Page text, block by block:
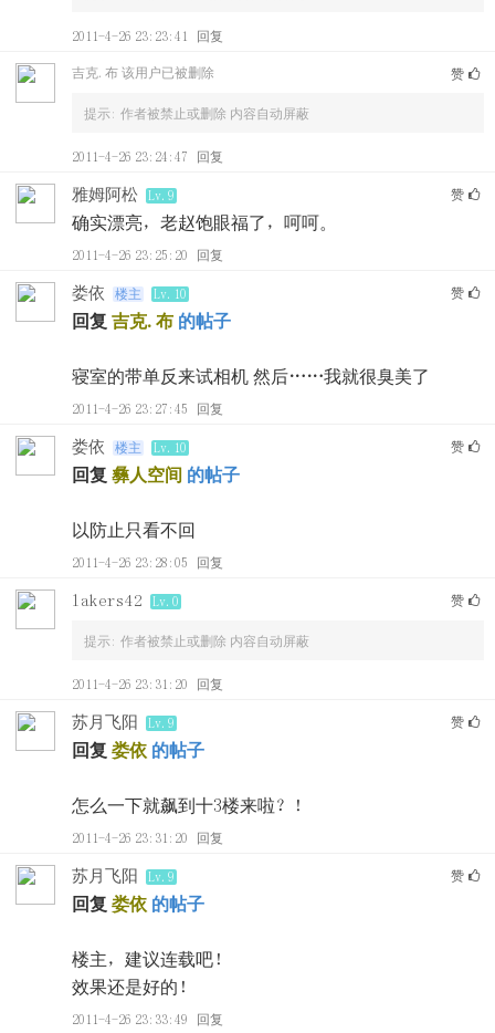
2011-4-26 23:23:41 回复
吉克.布 该用户已被删除 赞
提示: 作者被禁止或删除 内容自动屏蔽
2011-4-26 23:24:47 回复
雅姆阿松 Lv.9 赞
确实漂亮，老赵饱眼福了，呵呵。
2011-4-26 23:25:20 回复
娄依 楼主 Lv.10 赞
回复 吉克.布 的帖子
寝室的带单反来试相机 然后……我就很臭美了
2011-4-26 23:27:45 回复
娄依 楼主 Lv.10 赞
回复 彝人空间 的帖子
以防止只看不回
2011-4-26 23:28:05 回复
lakers42 Lv.0 赞
提示: 作者被禁止或删除 内容自动屏蔽
2011-4-26 23:31:20 回复
苏月飞阳 Lv.9 赞
回复 娄依 的帖子
怎么一下就飙到十3楼来啦？！
2011-4-26 23:31:20 回复
苏月飞阳 Lv.9 赞
回复 娄依 的帖子
楼主，建议连载吧！
效果还是好的！
2011-4-26 23:33:49 回复